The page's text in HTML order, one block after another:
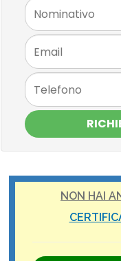
NON HAI